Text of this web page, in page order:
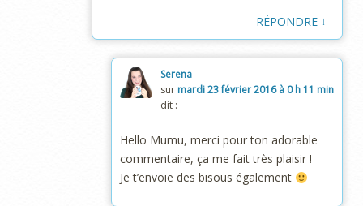
RÉPONDRE ↓
Serena
sur mardi 23 février 2016 à 0 h 11 min
dit :
Hello Mumu, merci pour ton adorable
commentaire, ça me fait très plaisir !
Je t’envoie des bisous également